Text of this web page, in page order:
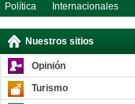
Política Internacionales
Nuestros sitios
Opinión
Turismo